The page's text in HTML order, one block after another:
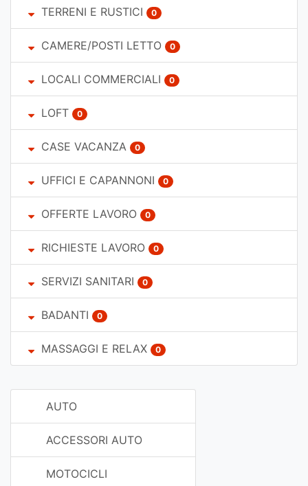
TERRENI E RUSTICI 0
CAMERE/POSTI LETTO 0
LOCALI COMMERCIALI 0
LOFT 0
CASE VACANZA 0
UFFICI E CAPANNONI 0
OFFERTE LAVORO 0
RICHIESTE LAVORO 0
SERVIZI SANITARI 0
BADANTI 0
MASSAGGI E RELAX 0
AUTO
ACCESSORI AUTO
MOTOCICLI